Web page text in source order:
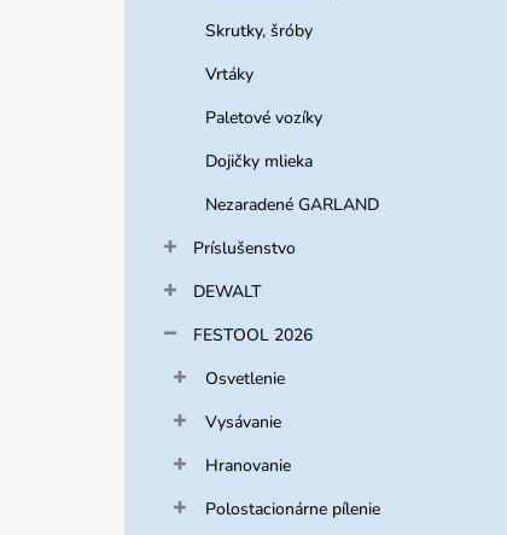
Skrutky, šróby
Vrtáky
Paletové vozíky
Dojičky mlieka
Nezaradené GARLAND
Príslušenstvo
DEWALT
FESTOOL 2026
Osvetlenie
Vysávanie
Hranovanie
Polostacionárne pílenie